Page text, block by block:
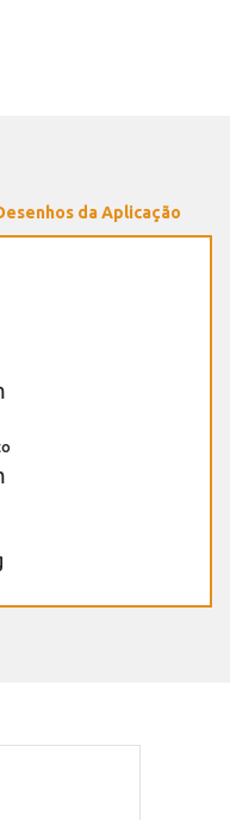
da Aplicação